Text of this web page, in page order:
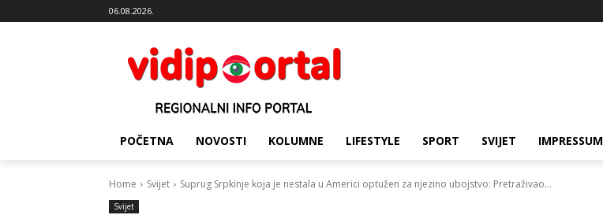
06.08.2026.
POČETNA NOVOSTI KOLUMNE LIFESTYLE SPORT SVIJET IMPRESSUM
Home Svijet Suprug Srpkinje koja je nestala u Americi optužen za njezino ubojstvo: Pretraživao...
Svijet